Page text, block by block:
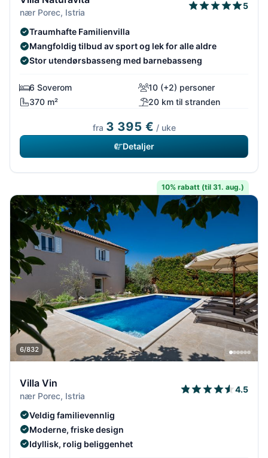
nær Porec, Istria
5
Traumhafte Familienvilla
Mangfoldig tilbud av sport og lek for alle aldre
Stor utendørsbasseng med barnebasseng
6 Soverom
10 (+2) personer
370 m²
20 km til stranden
fra 3 395 € / uke
Detaljer
10% rabatt (til 31. aug.)
6/832
Villa Vin
nær Porec, Istria
4.5
Veldig familievennlig
Moderne, friske design
Idyllisk, rolig beliggenhet